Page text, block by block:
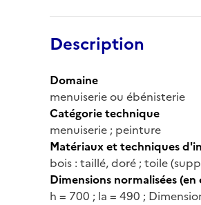
Description
Domaine
menuiserie ou ébénisterie
Catégorie technique
menuiserie ; peinture
Matériaux et techniques
bois : taillé, doré ; toile
Dimensions normalisées (en
h = 700 ; la = 490 ;